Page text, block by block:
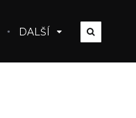
DALŠÍ